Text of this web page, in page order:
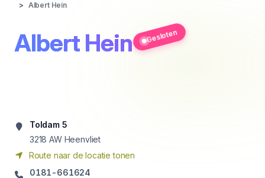
Albert Hein
Albert Hein Gesloten
Toldam 5
3218 AW Heenvliet
Route naar de locatie tonen
0181-661624